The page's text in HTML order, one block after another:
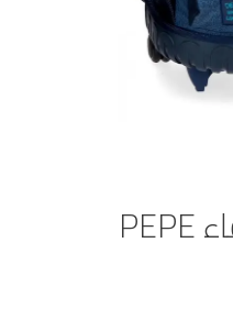
حقيبة بالعجلات زرقاء PEPE